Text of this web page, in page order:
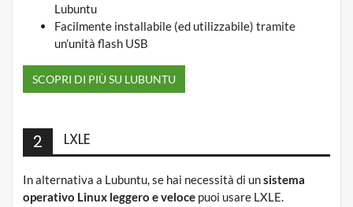
Lubuntu
Facilmente installabile (ed utilizzabile) tramite
un’unità flash USB
SCOPRI DI PIÙ SU LUBUNTU
2 LXLE
In alternativa a Lubuntu, se hai necessità di unsistema
operativo Linux leggero e veloce puoi usare LXLE.